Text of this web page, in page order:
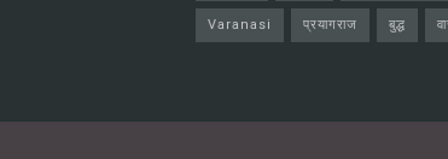
Varanasi प्रयागराज बुद्ध